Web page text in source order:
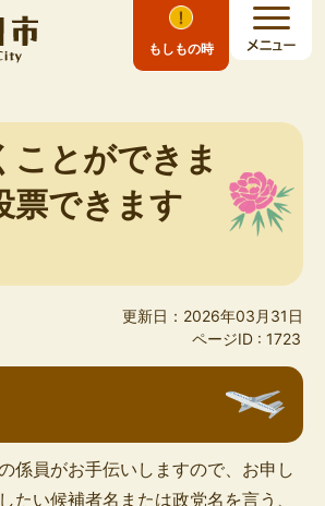
もしもの時
ことができま
票できます
更新日：2026年03月31日
ページID : 1723
係員がお手伝いしますので、お申し
たい候補者名または政党名を言う、